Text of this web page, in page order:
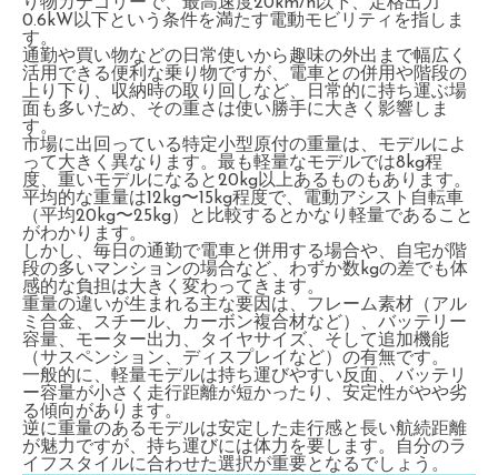
0.6kW以下という条件を満たす電動モビリティを指しま
す。
通勤や買い物などの日常使いから趣味の外出まで幅広く
活用できる便利な乗り物ですが、電車との併用や階段の
上り下り、収納時の取り回しなど、日常的に持ち運ぶ場
面も多いため、その重さは使い勝手に大きく影響しま
す。
市場に出回っている特定小型原付の重量は、モデルによ
って大きく異なります。最も軽量なモデルでは8kg程
度、重いモデルになると20kg以上あるものもあります。
平均的な重量は12kg〜15kg程度で、電動アシスト自転車
（平均20kg〜25kg）と比較するとかなり軽量であること
がわかります。
しかし、毎日の通勤で電車と併用する場合や、自宅が階
段の多いマンションの場合など、わずか数kgの差でも体
感的な負担は大きく変わってきます。
重量の違いが生まれる主な要因は、フレーム素材（アル
ミ合金、スチール、カーボン複合材など）、バッテリー
容量、モーター出力、タイヤサイズ、そして追加機能
（サスペンション、ディスプレイなど）の有無です。
一般的に、軽量モデルは持ち運びやすい反面、バッテリ
ー容量が小さく走行距離が短かったり、安定性がやや劣
る傾向があります。
逆に重量のあるモデルは安定した走行感と長い航続距離
が魅力ですが、持ち運びには体力を要します。自分のラ
イフスタイルに合わせた選択が重要となるでしょう。